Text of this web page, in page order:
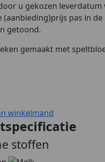
u gekozen
(aanbieding)prijs pas in de
getoond.
gemaakt met
winkelmand
stoffen